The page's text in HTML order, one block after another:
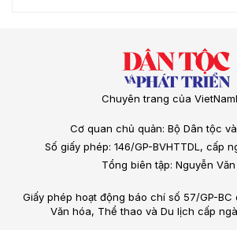
Chuyên trang của
Cơ quan chủ quản: Bộ Dân tộc
Số giấy phép: 146/GP-BVHTTDL, cấp
Tổng biên tập: Nguyễn Văn
Giấy phép hoạt động báo chí số 57/GP-BC
Văn hóa, Thể thao và Du lịch cấp